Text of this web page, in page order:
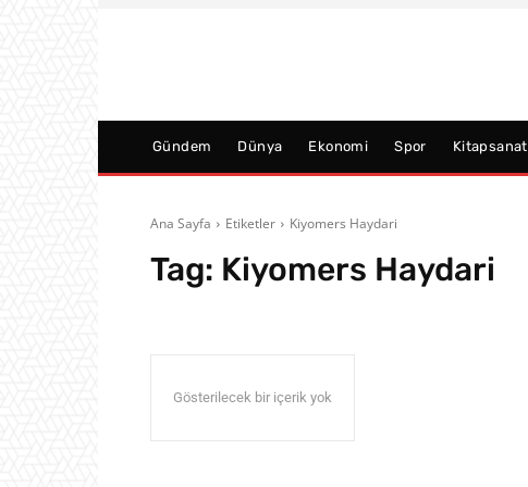
Gündem Dünya Ekonomi Spor Kitapsanat
Ana Sayfa Etiketler Kiyomers Haydari
Tag: Kiyomers Haydari
Gösterilecek bir içerik yok